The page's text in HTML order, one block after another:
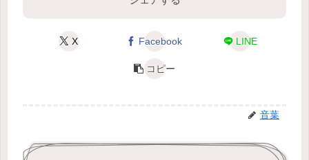
X Facebook LINE
コピー
音葉